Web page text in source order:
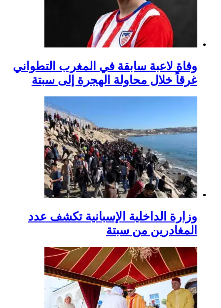
وفاة لاعبة سابقة في المغرب التطواني
غرقاً خلال محاولة الهجرة إلى سبتة
وزارة الداخلية الإسبانية تكشف عدد
المغادرين من سبتة